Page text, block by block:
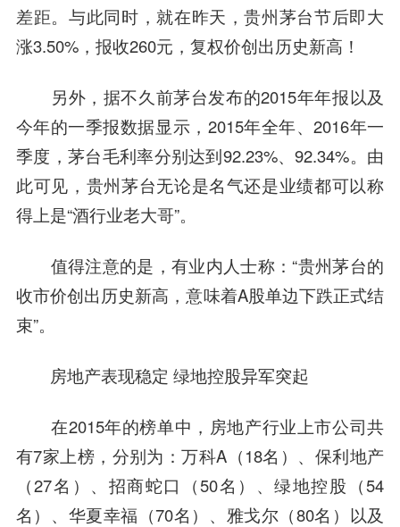
差距。与此同时，就在昨天，贵州茅台节后即大
涨3.50%，报收260元，复权价创出历史新高！
另外，据不久前茅台发布的2015年年报以及
今年的一季报数据显示，2015年全年、2016年一
季度，茅台毛利率分别达到92.23%、92.34%。由
此可见，贵州茅台无论是名气还是业绩都可以称
得上是“酒行业老大哥”。
值得注意的是，有业内人士称：“贵州茅台的
收市价创出历史新高，意味着A股单边下跌正式结
束”。
房地产表现稳定 绿地控股异军突起
在2015年的榜单中，房地产行业上市公司共
有7家上榜，分别为：万科A（18名）、 保利地产
（27名）、招商蛇口（50名）、绿地控股（54
名）、华夏幸福（70名）、 雅戈尔 （80名）以及